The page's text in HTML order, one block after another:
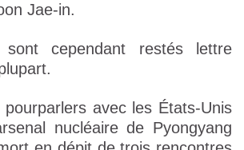
Jae-in.
sont cependant restés lettre
avec les États-Unis
nucléaire de Pyongyang